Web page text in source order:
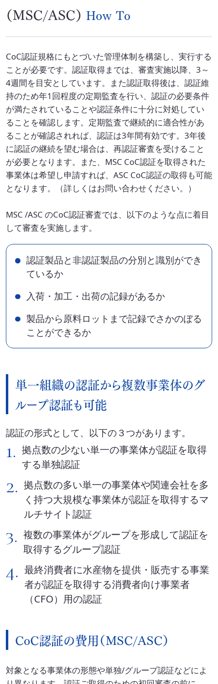
（MSC/ASC） How To
CoC認証規格にもとづいた管理体制を構築し、実行する
ことが必要です。認証取得までは、審査実施以降、3～
4週間を目安としています。また認証取得後は、認証維
持のため年1回程度の定期監査を行い、認証の必要条件
が満たされていることや認証条件に十分に対処してい
ることを確認します。定期監査で継続的に適合性があ
ることが確認されれば、認証は3年間有効です。3年後
に認証の継続を望む場合は、再認証審査を受けること
が必要となります。また、MSC CoC認証を取得された
事業体は希望し申請すれば、ASC CoC認証の取得も可能
となります。（詳しくはお問い合わせください。）
MSC /ASC のCoC認証審査では、以下のような点に着目
して審査を実施します。
認証製品と非認証製品の分別と識別ができ
ているか
入荷・加工・出荷の記録があるか
製品から原料ロットまで記録でさかのぼる
ことができるか
単一組織の認証から複数事業体のグ
ループ認証も可能
認証の形式として、以下の３つがあります。
1. 拠点数の少ない単一の事業体が認証を取得
する単独認証
2. 拠点数の多い単一の事業体や関連会社を多
く持つ大規模な事業体が認証を取得するマ
ルチサイト認証
3. 複数の事業体がグループを形成して認証を
取得するグループ認証
4. 最終消費者に水産物を提供・販売する事業
者が認証を取得する消費者向け事業者
（CFO）用の認証
CoC認証の費用（MSC/ASC）
対象となる事業体の形態や単独/グループ認証などによ